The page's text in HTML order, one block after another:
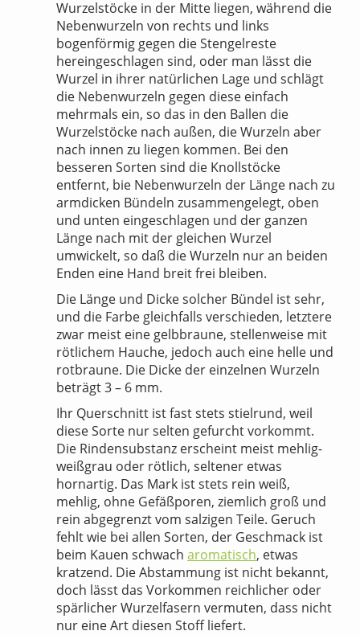
Wurzelstöcke in der Mitte liegen, während die
Nebenwurzeln von rechts und links
bogenförmig gegen die Stengelreste
hereingeschlagen sind, oder man lässt die
Wurzel in ihrer natürlichen Lage und schlägt
die Nebenwurzeln gegen diese einfach
mehrmals ein, so das in den Ballen die
Wurzelstöcke nach außen, die Wurzeln aber
nach innen zu liegen kommen. Bei den
besseren Sorten sind die Knollstöcke
entfernt, bie Nebenwurzeln der Länge nach zu
armdicken Bündeln zusammengelegt, oben
und unten eingeschlagen und der ganzen
Länge nach mit der gleichen Wurzel
umwickelt, so daß die Wurzeln nur an beiden
Enden eine Hand breit frei bleiben.
Die Länge und Dicke solcher Bündel ist sehr,
und die Farbe gleichfalls verschieden, letztere
zwar meist eine gelbbraune, stellenweise mit
rötlichem Hauche, jedoch auch eine helle und
rotbraune. Die Dicke der einzelnen Wurzeln
beträgt 3 – 6 mm.
Ihr Querschnitt ist fast stets stielrund, weil
diese Sorte nur selten gefurcht vorkommt.
Die Rindensubstanz erscheint meist mehlig-
weißgrau oder rötlich, seltener etwas
hornartig. Das Mark ist stets rein weiß,
mehlig, ohne Gefäßporen, ziemlich groß und
rein abgegrenzt vom salzigen Teile. Geruch
fehlt wie bei allen Sorten, der Geschmack ist
beim Kauen schwach aromatisch, etwas
kratzend. Die Abstammung ist nicht bekannt,
doch lässt das Vorkommen reichlicher oder
spärlicher Wurzelfasern vermuten, dass nicht
nur eine Art diesen Stoff liefert.